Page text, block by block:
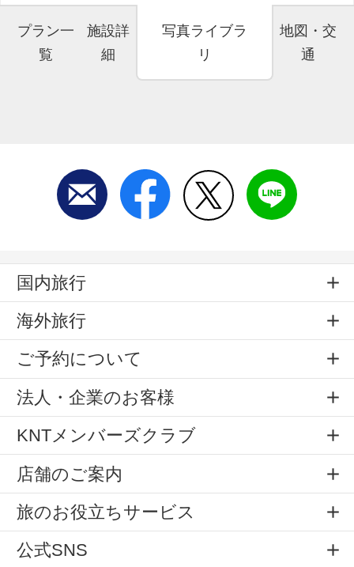
プラン一
覧
施設詳
細
写真ライブラ
リ
地図・交
通
国内旅行
海外旅行
ご予約について
法人・企業のお客様
KNTメンバーズクラブ
店舗のご案内
旅のお役立ちサービス
公式SNS